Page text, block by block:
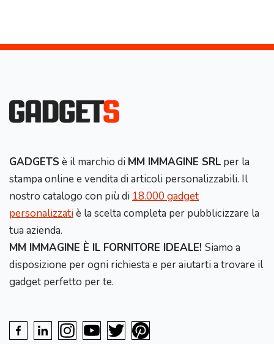
GADGETS è il marchio di MM IMMAGINE SRL per la
stampa online e vendita di articoli personalizzabili. Il
nostro catalogo con più di 18.000 gadget
personalizzatiè la scelta completa per pubblicizzare la
tua azienda.
MM IMMAGINE È IL FORNITORE IDEALE! Siamo a
disposizione per ogni richiesta e per aiutarti a trovare il
gadget perfetto per te.